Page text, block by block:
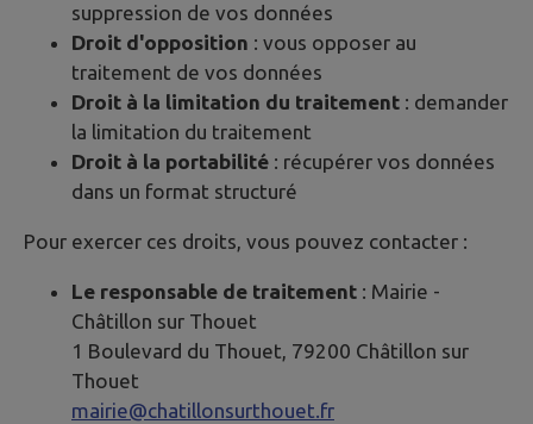
suppression de vos données
Droit d'opposition : vous opposer au
traitement de vos données
Droit à la limitation du traitement : demander
la limitation du traitement
Droit à la portabilité : récupérer vos données
dans un format structuré
Pour exercer ces droits, vous pouvez contacter :
Le responsable de traitement : Mairie -
Châtillon sur Thouet
1 Boulevard du Thouet, 79200 Châtillon sur
Thouet
mairie@chatillonsurthouet.fr